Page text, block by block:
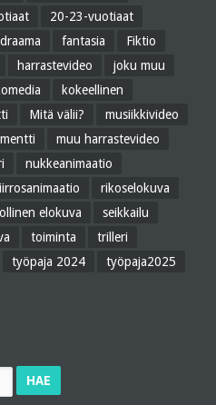
20-23-vuotiaat
draama fantasia
Fiktio
harrastevideo
joku muu
kokeellinen
Mitä välii?
musiikkivideo
muu harrastevideo
nukkeanimaatio
rikoselokuva
elokuva
seikkailu
toiminta
trilleri
työpaja 2024
työpaja2025